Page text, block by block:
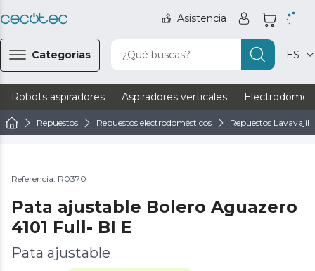
Asistencia
Categorías ¿Qué buscas? ES
Robots aspiradores Aspiradores verticales
Repuestos Repuestos electrodomésticos Repuestos
Referencia: R0370
Pata ajustable Bolero Aguazero
4101 Full- BI E
Pata ajustable